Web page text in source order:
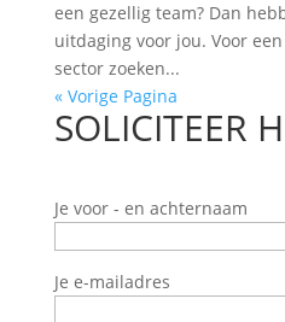
een gezellig team? Dan
uitdaging voor jou. Voor
sector zoeken...
« Vorige Pagina
SOLICITEER
Je voor - en achternaam
Je e-mailadres